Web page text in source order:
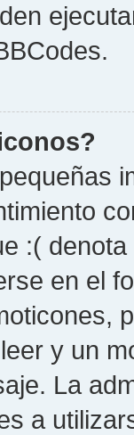
:(
en el
y un
La
a